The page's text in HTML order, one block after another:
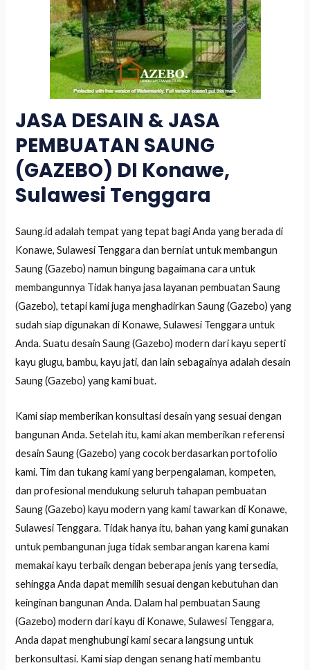
JASA DESAIN & JASA
PEMBUATAN SAUNG
(GAZEBO) DI Konawe,
Sulawesi Tenggara
Saung.id adalah tempat yang tepat bagi Anda yang berada di
Konawe, Sulawesi Tenggara dan berniat untuk membangun
Saung (Gazebo) namun bingung bagaimana cara untuk
membangunnya Tidak hanya jasa layanan pembuatan Saung
(Gazebo), tetapi kami juga menghadirkan Saung (Gazebo) yang
sudah siap digunakan di Konawe, Sulawesi Tenggara untuk
Anda. Suatu desain Saung (Gazebo) modern dari kayu seperti
kayu glugu, bambu, kayu jati, dan lain sebagainya adalah desain
Saung (Gazebo) yang kami buat.
Kami siap memberikan konsultasi desain yang sesuai dengan
bangunan Anda. Setelah itu, kami akan memberikan referensi
desain Saung (Gazebo) yang cocok berdasarkan portofolio
kami. Tim dan tukang kami yang berpengalaman, kompeten,
dan profesional mendukung seluruh tahapan pembuatan
Saung (Gazebo) kayu modern yang kami tawarkan di Konawe,
Sulawesi Tenggara. Tidak hanya itu, bahan yang kami gunakan
untuk pembangunan juga tidak sembarangan karena kami
memakai kayu terbaik dengan beberapa jenis yang tersedia,
sehingga Anda dapat memilih sesuai dengan kebutuhan dan
keinginan bangunan Anda. Dalam hal pembuatan Saung
(Gazebo) modern dari kayu di Konawe, Sulawesi Tenggara,
Anda dapat menghubungi kami secara langsung untuk
berkonsultasi. Kami siap dengan senang hati membantu